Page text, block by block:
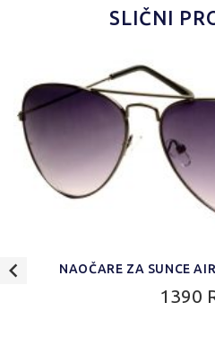
SLIČNI
NAOČARE ZA SUNCE
1390